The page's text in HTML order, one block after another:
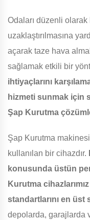
Odaları düzenli
uzaklaştırılmasına
açarak taze hava
sağlamak etkili bir
ihtiyaçlarını
hizmeti sunmak için
Şap Kurutma
Şap Kurutma
kullanılan bir cihazdır.
konusunda üstün
Kurutma
standartlarını en üst
depolarda, garajlarda